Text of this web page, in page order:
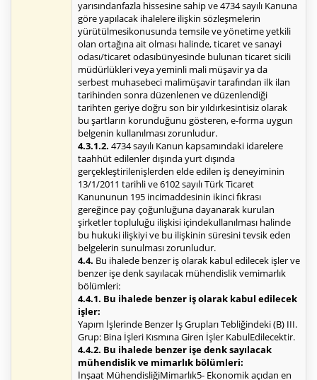
yarısındanfazla hissesine sahip ve 4734 sayılı Kanuna
göre yapılacak ihalelere ilişkin sözleşmelerin
yürütülmesikonusunda temsile ve yönetime yetkili
olan ortağına ait olması halinde, ticaret ve sanayi
odası/ticaret odasıbünyesinde bulunan ticaret sicili
müdürlükleri veya yeminli mali müşavir ya da
serbest muhasebeci malimüşavir tarafından ilk ilan
tarihinden sonra düzenlenen ve düzenlendiği
tarihten geriye doğru son bir yıldırkesintisiz olarak
bu şartların korunduğunu gösteren, e-forma uygun
belgenin kullanılması zorunludur.
4.3.1.2. 4734 sayılı Kanun kapsamındaki idarelere
taahhüt edilenler dışında yurt dışında
gerçekleştirilenişlerden elde edilen iş deneyiminin
13/1/2011 tarihli ve 6102 sayılı Türk Ticaret
Kanununun 195 incimaddesinin ikinci fıkrası
gereğince pay çoğunluğuna dayanarak kurulan
şirketler topluluğu ilişkisi içindekullanılması halinde
bu hukuki ilişkiyi ve bu ilişkinin süresini tevsik eden
belgelerin sunulması zorunludur.
4.4. Bu ihalede benzer iş olarak kabul edilecek işler ve
benzer işe denk sayılacak mühendislik vemimarlık
bölümleri:
4.4.1. Bu ihalede benzer iş olarak kabul edilecek
işler:
Yapım İşlerinde Benzer İş Grupları Tebliğindeki (B) III.
Grup: Bina İşleri Kısmına Giren İşler KabulEdilecektir.
4.4.2. Bu ihalede benzer işe denk sayılacak
mühendislik ve mimarlık bölümleri:
İnşaat MühendisliğiMimarlık5- Ekonomik açıdan en